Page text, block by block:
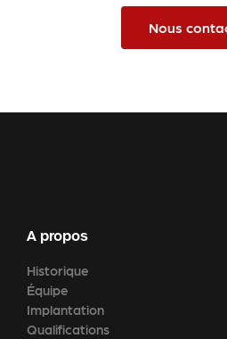
Nous
A propos
Historique
Équipe
Implantation
Qualifications